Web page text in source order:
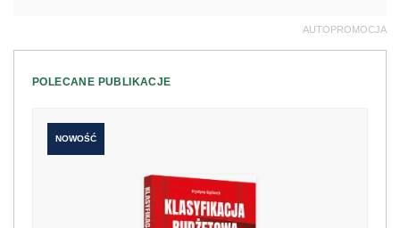
AUTOPROMOCJA
POLECANE PUBLIKACJE
NOWOŚĆ